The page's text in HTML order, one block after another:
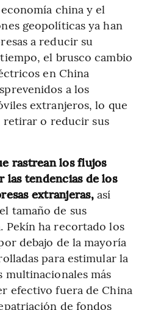
china y el
geopolíticas ya han
a reducir su
el brusco cambio
en China
a los
extranjeros, lo que
retirar o reducir sus
rastrean los flujos
las tendencias de los
extranjeras,así
tamaño de sus
Pekín ha recortado los
debajo de la mayoría
para estimular la
multinacionales más
efectivo fuera de China
de fondos